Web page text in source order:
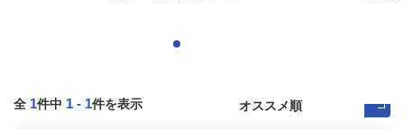
全 1件中 1 - 1件を表示